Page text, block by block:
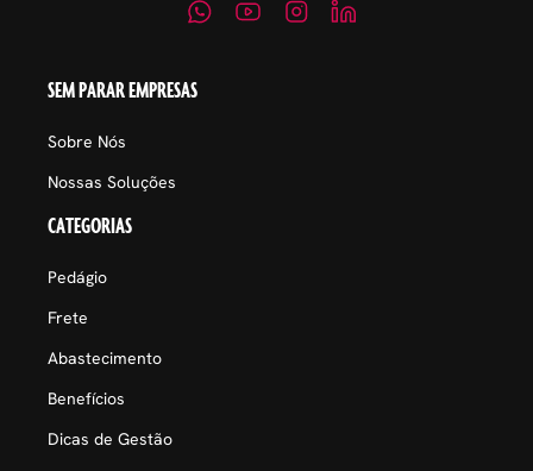
SEM PARAR EMPRESAS
Sobre Nós
Nossas Soluções
CATEGORIAS
Pedágio
Frete
Abastecimento
Benefícios
Dicas de Gestão